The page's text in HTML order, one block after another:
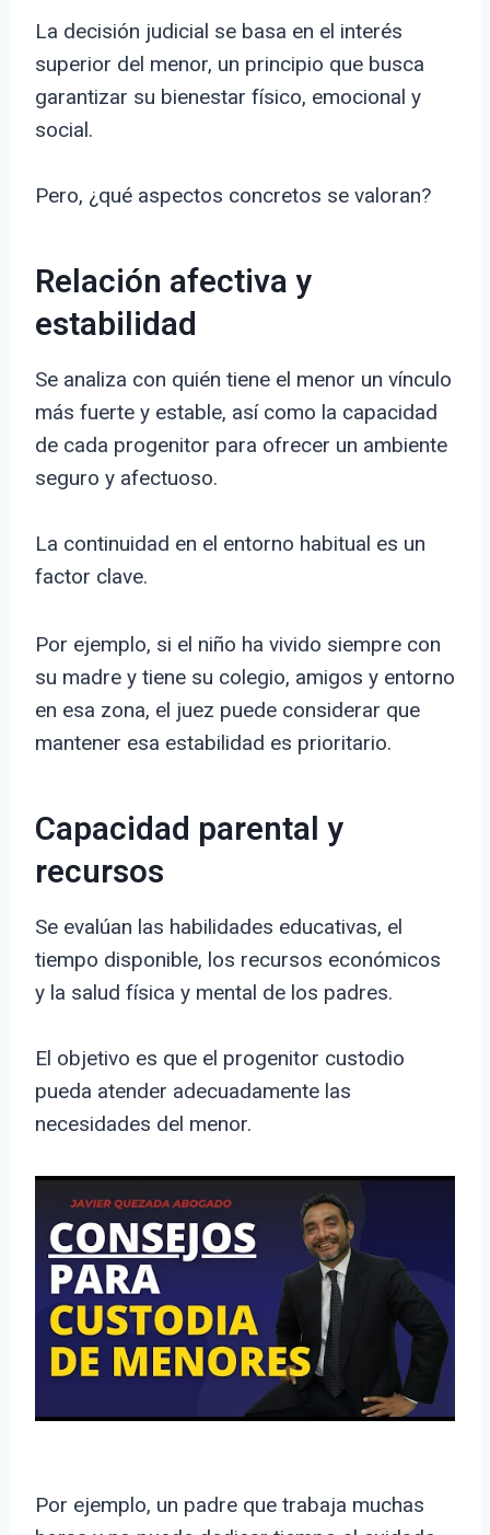
La decisión judicial se basa en el interés
superior del menor, un principio que busca
garantizar su bienestar físico, emocional y
social.
Pero, ¿qué aspectos concretos se valoran?
Relación afectiva y
estabilidad
Se analiza con quién tiene el menor un vínculo
más fuerte y estable, así como la capacidad
de cada progenitor para ofrecer un ambiente
seguro y afectuoso.
La continuidad en el entorno habitual es un
factor clave.
Por ejemplo, si el niño ha vivido siempre con
su madre y tiene su colegio, amigos y entorno
en esa zona, el juez puede considerar que
mantener esa estabilidad es prioritario.
Capacidad parental y
recursos
Se evalúan las habilidades educativas, el
tiempo disponible, los recursos económicos
y la salud física y mental de los padres.
El objetivo es que el progenitor custodio
pueda atender adecuadamente las
necesidades del menor.
Por ejemplo, un padre que trabaja muchas